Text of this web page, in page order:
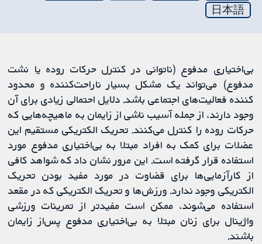
日本語
بی‌اختیاری مدفوع (ناتوانی در کنترل حرکات روده یا نشت
مدفوع) می‌تواند یک مشکل بسیار ناراحت‌کننده و محدود
کننده فعالیت‌های اجتماعی باشد. دلایل احتمالی زیادی برای آن
وجود دارند، از جمله آسیب ناشی از زایمان به ماهیچه‌هایی که
حرکات روده را کنترل می‌کنند. تحریک الکتریکی مستقیم این
عضلات برای کمک به افراد مبتلا به بی‌اختیاری مدفوع مورد
استفاده قرار گرفته است. این مرور نشان داد که شواهد کافی
از کارآزمایی‌ها برای قضاوت در مورد مفید بودن تحریک
الکتریکی وجود ندارد. ورزش‌ها و تحریک الکتریکی که در مقعد
استفاده می‌شوند، ممکن است مفیدتر از تمرینات ورزشی
واژینال برای زنان مبتلا به بی‌اختیاری مدفوع پس‌از زایمان
باشند.